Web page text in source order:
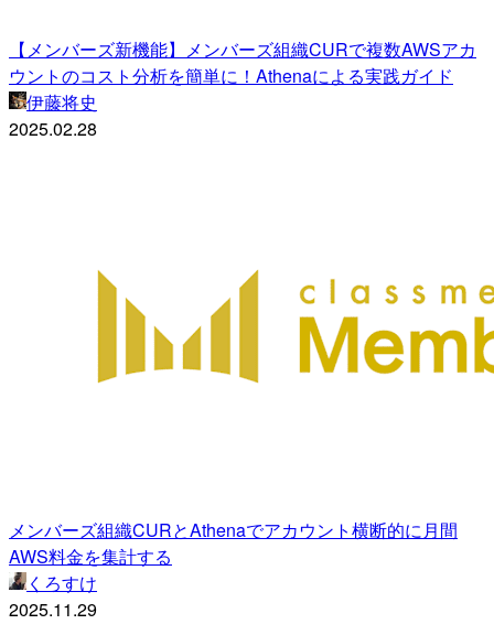
【メンバーズ新機能】メンバーズ組織CURで複数AWSアカ
ウントのコスト分析を簡単に！Athenaによる実践ガイド
伊藤将史
2025.02.28
メンバーズ組織CURとAthenaでアカウント横断的に月間
AWS料金を集計する
くろすけ
2025.11.29